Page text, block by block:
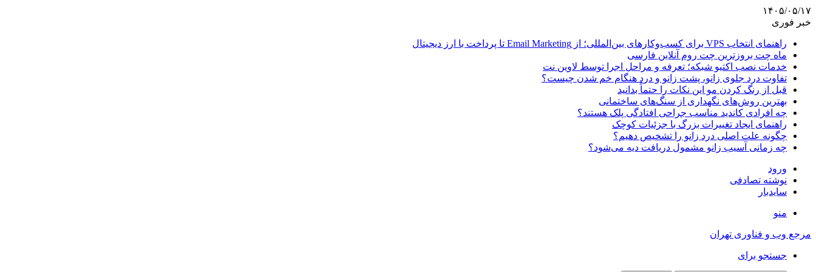
۱۴۰۵/۰۵/۱۷
خبر فوری
راهنمای انتخاب VPS برای کسب‌وکارهای بین‌المللی؛ از Email Marketing تا پرداخت با ارز دیجیتال
ماه چت بروزترین چت روم آنلاین فارسی
خدمات نصب اکتیو شبکه؛ تعرفه و مراحل اجرا توسط لاوین نت
تفاوت درد جلوی زانو، پشت زانو و درد هنگام خم شدن چیست؟
قبل از رنگ کردن مو این نکات را حتماً بدانید
بهترین روش‌های نگهداری از سنگ‌های ساختمانی
چه افرادی کاندید مناسب جراحی افتادگی پلک هستند؟
راهنمای ایجاد تغییرات بزرگ با جزئیات کوچک
چگونه علت اصلی درد زانو را تشخیص دهیم؟
چه زمانی آسیب زانو مشمول دریافت دیه می‌شود؟
ورود
نوشته تصادفی
سایدبار
منو
مرجع وب و فناوری تهران
جستجو برای